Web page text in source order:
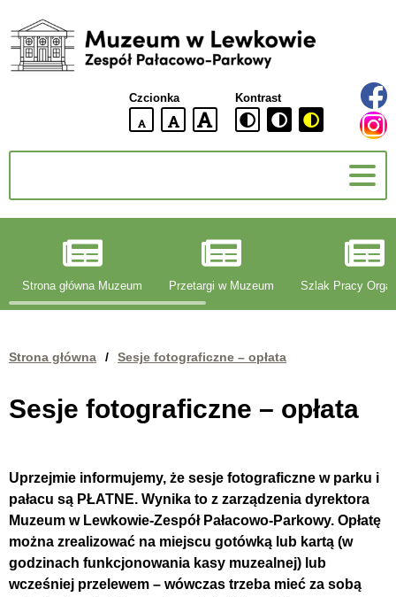
Muzeum
w
Czcionka
domyślna
czcionki
większa
czcionki
największa
czcionka
Kontrast
Strona główna Muzeum Przetargi w Muzeum Szlak Pracy
Strona główna / Sesje fotograficzne – opłata
Sesje fotograficzne – opłata
Uprzejmie informujemy, że sesje fotograficzne w parku i
pałacu są PŁATNE. Wynika to z zarządzenia dyrektora
Muzeum w Lewkowie-Zespół Pałacowo-Parkowy. Opłatę
można zrealizować na miejscu gotówką lub kartą (w
godzinach funkcjonowania kasy muzealnej) lub
wcześniej przelewem – wówczas trzeba mieć za sobą